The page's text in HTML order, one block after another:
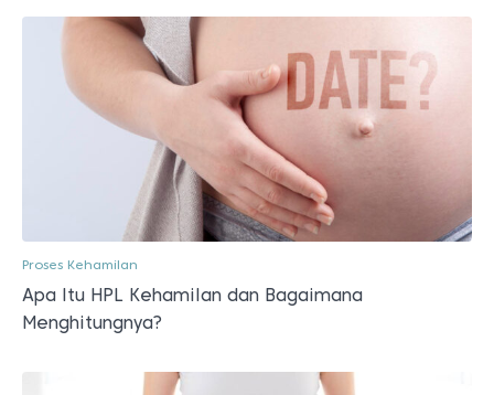
Proses Kehamilan
Apa Itu HPL Kehamilan dan Bagaimana
Menghitungnya?